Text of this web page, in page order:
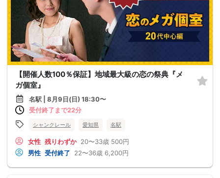
【開催人数100％保証】地域最大級の恋の祭典『メ
ガ個室』
名駅 | 8月9日(日) 18:30〜
受付終了まで22分
シャンクレール 愛知県 名駅
女性 残りわずか 20〜33歳 500円
男性 受付終了 22〜36歳 6,200円